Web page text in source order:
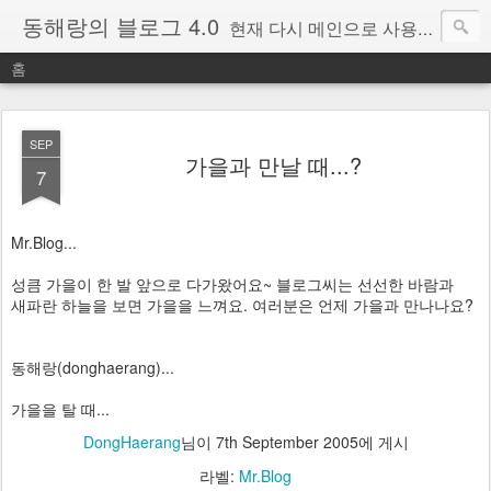
동해랑의 블로그 4.0 현재 다시 메인으로 사용중인 블로그.
홈
SEP
7 가을과 만날 때...?
Mr.Blog...
성큼 가을이 한 발 앞으로 다가왔어요~ 블로그씨는 선선한 바람과
새파란 하늘을 보면 가을을 느껴요. 여러분은 언제 가을과 만나나요?
동해랑(donghaerang)...
가을을 탈 때...
DongHaerang님이 7th September 2005에 게시
라벨: Mr.Blog